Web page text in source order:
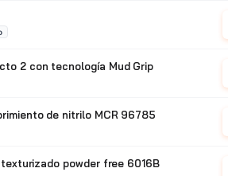
2 con tecnología Mud Grip
de nitrilo MCR 96785
powder free 6016B